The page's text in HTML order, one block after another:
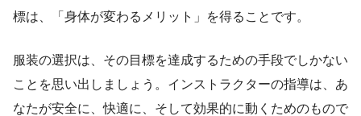
標は、「身体が変わるメリット」を得ることです。
服装の選択は、その目標を達成するための手段でしかない
ことを思い出しましょう。インストラクターの指導は、あ
なたが安全に、快適に、そして効果的に動くためのもので